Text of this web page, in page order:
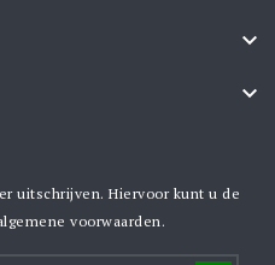


uitschrijven. Hiervoor kunt u de
voorwaarden.